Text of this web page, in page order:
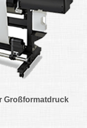
Großformatdruck